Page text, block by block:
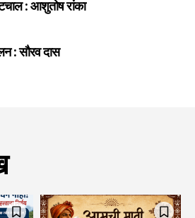
: आशुतोष रांका
: सौरव दास